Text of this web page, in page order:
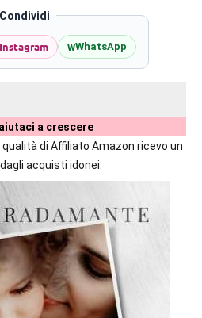
Condividi
wWhatsApp
aiutaci a crescere
di Affiliato Amazon ricevo un
acquisti idonei.